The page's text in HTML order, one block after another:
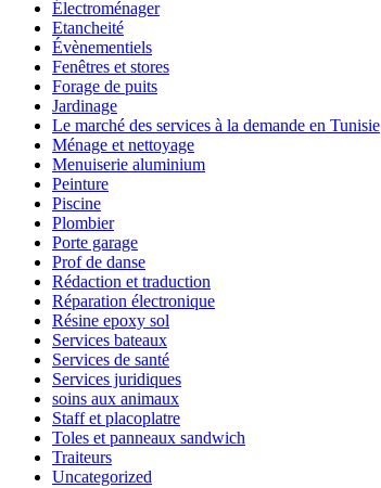
Électroménager
Etancheité
Évènementiels
Fenêtres et stores
Forage de puits
Jardinage
Le marché des services à la demande en Tunisie
Ménage et nettoyage
Menuiserie aluminium
Peinture
Piscine
Plombier
Porte garage
Prof de danse
Rédaction et traduction
Réparation électronique
Résine epoxy sol
Services bateaux
Services de santé
Services juridiques
soins aux animaux
Staff et placoplatre
Toles et panneaux sandwich
Traiteurs
Uncategorized